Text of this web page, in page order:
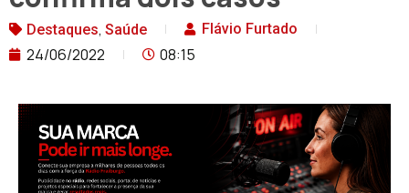
Destaques, Saúde Flávio Furtado
24/06/2022 08:15